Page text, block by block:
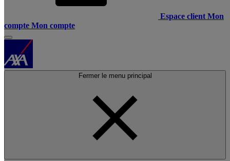
Espace client Mon
compte Mon compte
Fermer le menu principal